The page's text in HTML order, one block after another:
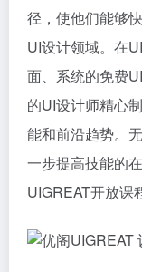
径，使他们能够
UI设计领域。在
面、系统的免费
的UI设计师精心
能和前沿趋势。
一步提高技能的
UIGREAT开放课